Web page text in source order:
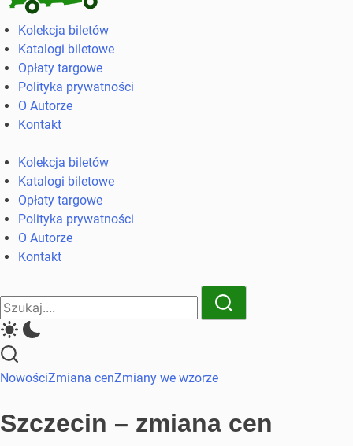
Kolekcja
biletów
komunikacji
miejskiej
kolejowych
Kolekcja biletów
Katalogi biletowe
Opłaty targowe
Polityka prywatności
O Autorze
Kontakt
Kolekcja biletów
Katalogi biletowe
Opłaty targowe
Polityka prywatności
O Autorze
Kontakt
Close
Search
Search
NowościZmiana cenZmiany we wzorze
Szczecin – zmiana cen